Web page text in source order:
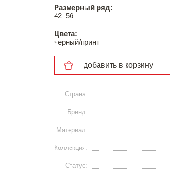
Размерный ряд:
42–56
Цвета:
черный/принт
добавить в корзину
Страна:
Бренд:
Материал:
Коллекция:
Статус: